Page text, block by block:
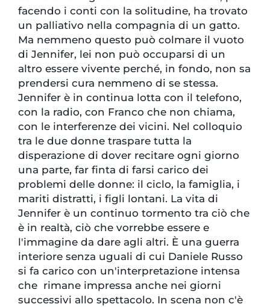
facendo i conti con la solitudine, ha trovato
un palliativo nella compagnia di un gatto.
Ma nemmeno questo può colmare il vuoto
di Jennifer, lei non può occuparsi di un
altro essere vivente perché, in fondo, non sa
prendersi cura nemmeno di se stessa.
Jennifer è in continua lotta con il telefono,
con la radio, con Franco che non chiama,
con le interferenze dei vicini. Nel colloquio
tra le due donne traspare tutta la
disperazione di dover recitare ogni giorno
una parte, far finta di farsi carico dei
problemi delle donne: il ciclo, la famiglia, i
mariti distratti, i figli lontani. La vita di
Jennifer è un continuo tormento tra ciò che
è in realtà, ciò che vorrebbe essere e
l'immagine da dare agli altri. È una guerra
interiore senza uguali di cui Daniele Russo
si fa carico con un'interpretazione intensa
che rimane impressa anche nei giorni
successivi allo spettacolo. In scena non c'è